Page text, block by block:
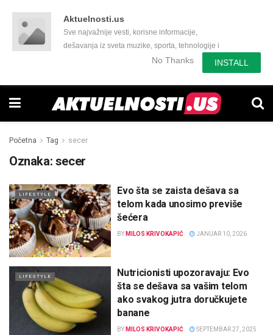
Aktuelnosti.us
Sve najvažnije vesti, korisne informacije,
dešavanja iz sveta muzike, sporta, tehnologije i
još mnogo toga zanimljivog.No Thanks INSTALL
Početna Tag secer
Oznaka: secer
LIFESTYLE
Evo šta se zaista dešava sa
telom kada unosimo previše
šećera
BY MILOS KRIVOKAPIĆ JANUAR 10, 2026
LIFESTYLE
Nutricionisti upozoravaju: Evo
šta se dešava sa vašim telom
ako svakog jutra doručkujete
banane
BY MILOS KRIVOKAPIĆ SEPTEMBAR 27, 2025